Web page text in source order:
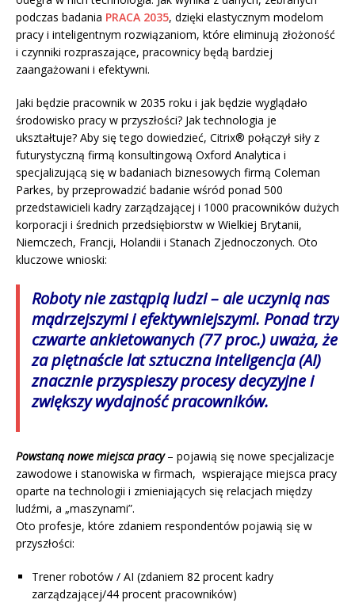
podczas badania PRACA 2035, dzięki elastycznym modelom
pracy i inteligentnym rozwiązaniom, które eliminują złożoność
i czynniki rozpraszające, pracownicy będą bardziej
zaangażowani i efektywni.
Jaki będzie pracownik w 2035 roku i jak będzie wyglądało
środowisko pracy w przyszłości? Jak technologia je
ukształtuje? Aby się tego dowiedzieć, Citrix® połączył siły z
futurystyczną firmą konsultingową Oxford Analytica i
specjalizującą się w badaniach biznesowych firmą Coleman
Parkes, by przeprowadzić badanie wśród ponad 500
przedstawicieli kadry zarządzającej i 1000 pracowników dużych
korporacji i średnich przedsiębiorstw w Wielkiej Brytanii,
Niemczech, Francji, Holandii i Stanach Zjednoczonych. Oto
kluczowe wnioski:
Roboty nie zastąpią ludzi– ale uczynią nas
mądrzejszymi i efektywniejszymi. Ponad trzy
czwarte ankietowanych (77 proc.) uważa, że
za piętnaście lat sztuczna inteligencja (AI)
znacznie przyspieszy procesy decyzyjne i
zwiększy wydajność pracowników.
Powstaną nowe miejsca pracy– pojawią się nowe specjalizacje
zawodowe i stanowiska w firmach, wspierające miejsca pracy
oparte na technologii i zmieniających się relacjach między
ludźmi, a „maszynami”.
Oto profesje, które zdaniem respondentów pojawią się w
przyszłości:
Trener robotów / AI (zdaniem 82 procent kadry
zarządzającej/44 procent pracowników)